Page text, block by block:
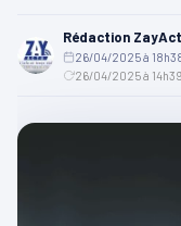
Rédaction
26/04/2025 à
26/04/2025 à 14h39